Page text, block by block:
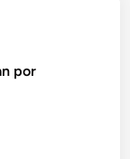
por